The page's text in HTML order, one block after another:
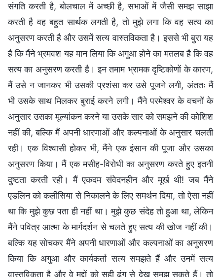
संगति करती है, बोलचाल में अच्छी है, सभाओं में जैसी समझ साझा
करती है वह बहुत सार्थक लगती है, तो मुझे लगा कि वह सत्य का
अनुसरण करती है और उसमें सत्य वास्तविकता है। इससे भी बुरा यह
है कि मैंने भ्रमवश यह मान लिया कि अगुआ होने का मतलब है कि वह
सत्य का अनुसरण करती है। इन तमाम भ्रामक दृष्टिकोणों के कारण,
मैं उसे न जानकर भी उसकी प्रशंसा कर उसे पूजने लगी, अंततः मैं
भी उसके साथ मिलकर बुराई करने लगी। मैंने परमेश्वर के वचनों के
अनुसार उसका मूल्यांकन करने या उसके सार को समझने की कोशिश
नहीं की, बल्कि मैं अपनी धारणाओं और कल्पनाओं के अनुसार चलती
रही। एक विश्वासी होकर भी, मैंने एक इंसान की पूजा और उसका
अनुसरण किया। मैं एक मसीह-विरोधी का अनुसरण करते हुए इतनी
दुष्टता करती रही। मैं एकदम संवेदनहीन और मूर्ख थी! जब मैंने
एडलिन को कलीसिया से निकालने के लिए समर्थन दिया, तो ऐसा नहीं
था कि मुझे कुछ पता ही नहीं था। मुझे कुछ संदेह तो हुआ था, लेकिन
मैंने पवित्र आत्मा के मार्गदर्शन से चलते हुए सत्य की खोज नहीं की।
बल्कि यह सोचकर मैंने अपनी धारणाओं और कल्पनाओं का अनुसरण
किया कि अगुआ और कार्यकर्ता सत्य समझते हैं और उनमें सत्य
वास्तविकता है और वे मुद्दों को सही ढंग से देख समझ सकते हैं। तो